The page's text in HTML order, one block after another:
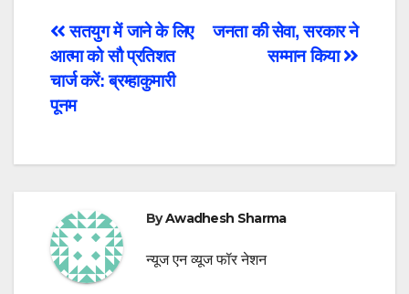
Post
navigation
जनता की सेवा, सरकार ने
सम्मान किया
सतयुग में जाने के लिए
आत्मा को सौ प्रतिशत
चार्ज करें: ब्रम्हाकुमारी
पूनम
ByAwadhesh Sharma
न्यूज एन व्यूज फॉर नेशन